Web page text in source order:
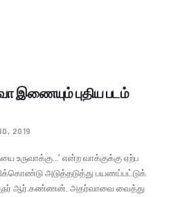
புதிய படம்
2019
உருவாக்கு…’ என்ற வாக்குக்கு ஏற்ப
அடுத்தடுத்து பயணப்பட்டுக்
ஆர்.கண்ணன். அதர்வாவை வைத்து